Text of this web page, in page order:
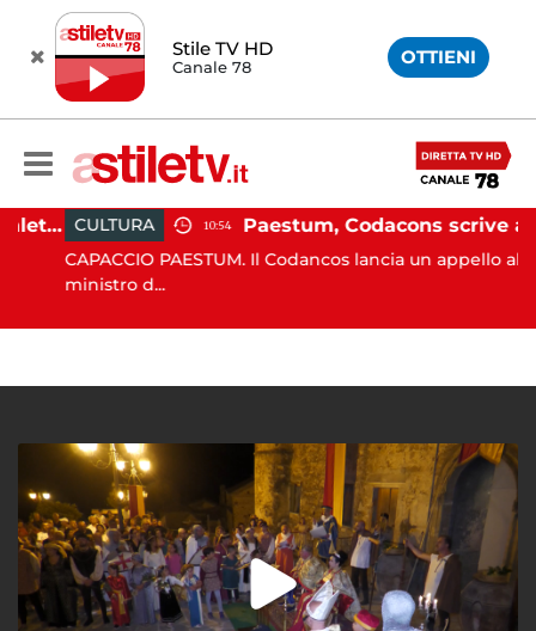
Stile TV HD
Canale 78 OTTIENI
Martina Carbonaro, braccialetto elettronico per i genitori della 14enne uccisa dall'ex CULTURA 10:54 Paestum, Codacons scrive al ministro Giuli: "Rilanciare scavi dell'Anfiteatro nell'area archeologica"
CAPACCIO PAESTUM. Il Codancos lancia un appello al
ministro d...